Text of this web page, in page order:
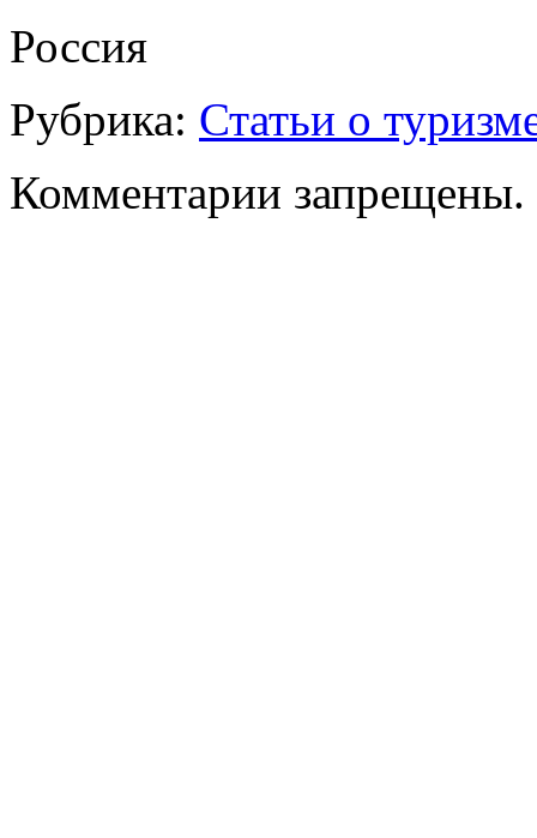
Россия
Рубрика: Статьи о
Комментарии запрещены.